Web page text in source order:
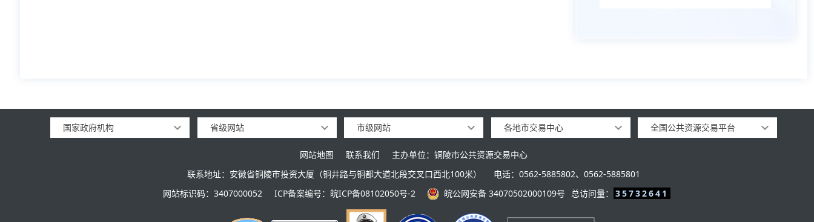
国家政府机构 省级网站 市级网站 各地市交易中心 全国公共资源交易平台
网站地图 联系我们
主办单位：铜陵市公共资源交易中心
联系地址：安徽省铜陵市投资大厦（铜井路与铜都大道北段交叉口西北100米）
电话：0562-5885802、0562-5885801
网站标识码：3407000052
ICP备案编号：皖ICP备08102050号-2 皖公网安备 34070502000109号 总访问量： 35732641